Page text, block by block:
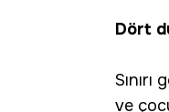
Dört
ve